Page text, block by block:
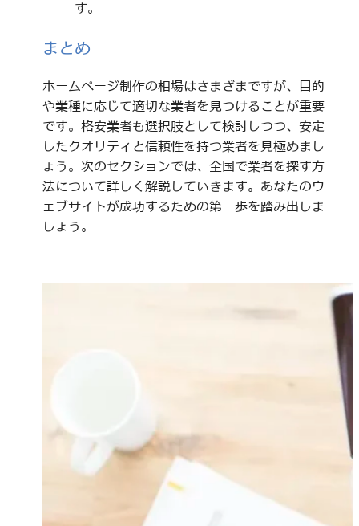
す。
まとめ
ホームページ制作の相場はさまざまですが、目的
や業種に応じて適切な業者を見つけることが重要
です。格安業者も選択肢として検討しつつ、安定
したクオリティと信頼性を持つ業者を見極めまし
ょう。次のセクションでは、全国で業者を探す方
法について詳しく解説していきます。あなたのウ
ェブサイトが成功するための第一歩を踏み出しま
しょう。